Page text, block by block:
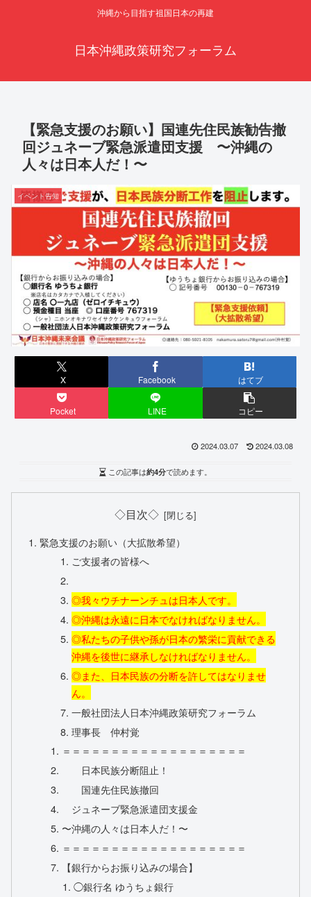
沖縄から目指す祖国日本の再建
日本沖縄政策研究フォーラム
【緊急支援のお願い】国連先住民族勧告撤
回ジュネーブ緊急派遣団支援 〜沖縄の
人々は日本人だ！〜
イベント告知
X Facebook はてブ
Pocket LINE コピー
2024.03.07 2024.03.08
この記事は約4分で読めます。
◇目次◇
緊急支援のお願い（大拡散希望）
ご支援者の皆様へ
◎我々ウチナーンチュは日本人です。
◎沖縄は永遠に日本でなければなりません。
◎私たちの子供や孫が日本の繁栄に貢献できる
沖縄を後世に継承しなければなりません。
◎また、日本民族の分断を許してはなりませ
ん。
一般社団法人日本沖縄政策研究フォーラム
理事長 仲村覚
＝＝＝＝＝＝＝＝＝＝＝＝＝＝＝＝＝＝＝
日本民族分断阻止！
国連先住民族撤回
ジュネーブ緊急派遣団支援金
〜沖縄の人々は日本人だ！〜
＝＝＝＝＝＝＝＝＝＝＝＝＝＝＝＝＝＝＝
【銀行からお振り込みの場合】
◯銀行名 ゆうちょ銀行